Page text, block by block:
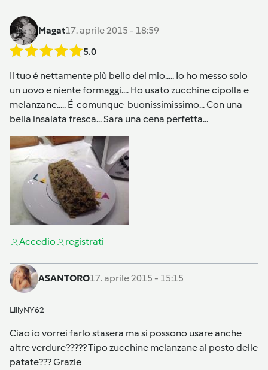
Magat17. aprile 2015 - 18:59
5.0
Il tuo é nettamente più bello del mio..... Io ho messo solo
un uovo e niente formaggi.... Ho usato zucchine cipolla e
melanzane..... É comunque buonissimissimo... Con una
bella insalata fresca... Sara una cena perfetta...
Accedio registrati
ASANTORO17. aprile 2015 - 15:15
LillyNY62
Ciao io vorrei farlo stasera ma si possono usare anche
altre verdure????? Tipo zucchine melanzane al posto delle
patate??? Grazie